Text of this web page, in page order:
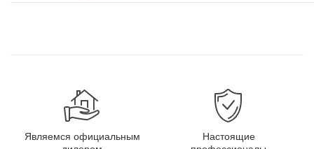
Являемся официальным
Настоящие